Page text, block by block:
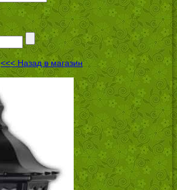
<<< Назад в магазин